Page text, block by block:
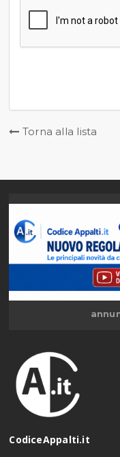
Torna alla lista
CodiceAppalti.it